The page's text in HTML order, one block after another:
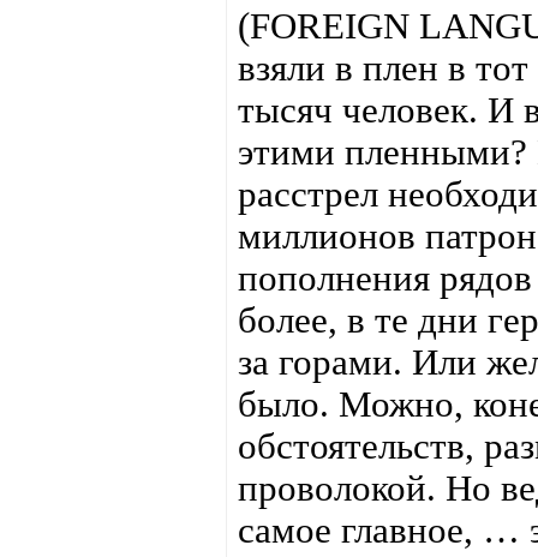
(FOREIGN
взяли в плен в
тысяч человек. И
этими пленными?
расстрел
миллионов
пополнения
более, в те дни
за горами. Или
было. Можно,
обстоятельств,
проволокой. Но
самое главное, …